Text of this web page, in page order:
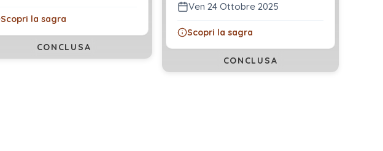
Scopri la sagra
CONCLUSA
Ven 24 Ottobre 2025
Scopri la sagra
CONCLUSA